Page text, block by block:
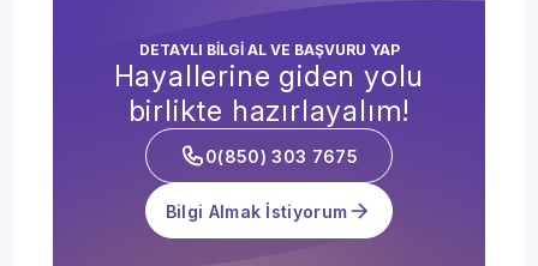
DETAYLI BİLGİ AL VE BAŞVURU YAP
Hayallerine giden yolu
birlikte hazırlayalım!
0(850) 303 7675
Bilgi Almak İstiyorum